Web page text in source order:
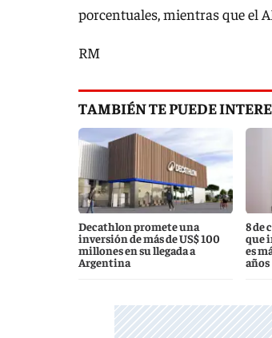
porcentuales, mientras que el
RM
TAMBIÉN TE PUEDE
Decathlon promete una
inversión de más de US$ 100
millones en su llegada a
Argentina
8 de
que
es
años